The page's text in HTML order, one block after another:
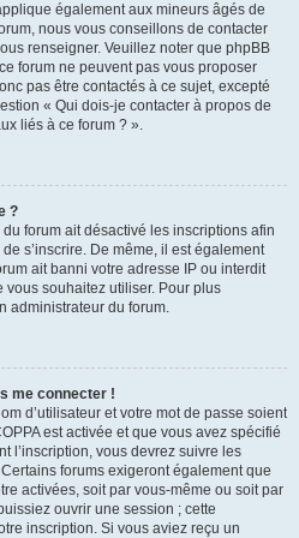
également aux mineurs âgés de
nous vous conseillons de contacter
renseigner. Veuillez noter que phpBB
forum ne peuvent pas vous proposer
pas être contactés à ce sujet, excepté
« Qui dois-je contacter à propos de
liés à ce forum ? ».
?
du forum ait désactivé les inscriptions afin
s’inscrire. De même, il est également
ait banni votre adresse IP ou interdit
vous souhaitez utiliser. Pour plus
administrateur du forum.
me connecter !
d’utilisateur et votre mot de passe soient
est activée et que vous avez spécifié
l’inscription, vous devrez suivre les
forums exigeront également que
activées, soit par vous-même ou soit par
ouvrir une session ; cette
inscription. Si vous aviez reçu un